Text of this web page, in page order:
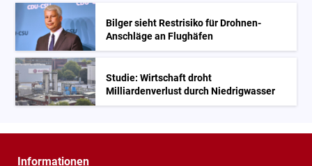
Bilger sieht Restrisiko für Drohnen-
Anschläge an Flughäfen
Studie: Wirtschaft droht
Milliardenverlust durch Niedrigwasser
Informationen